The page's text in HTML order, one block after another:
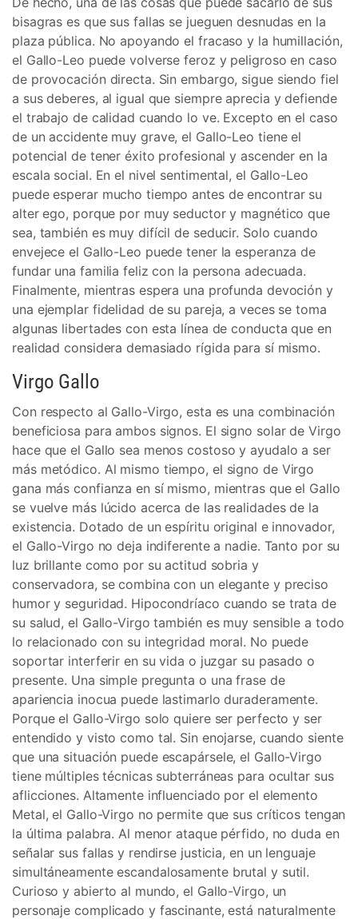
bisagras es que sus fallas se jueguen desnudas en la
plaza pública. No apoyando el fracaso y la humillación,
el Gallo-Leo puede volverse feroz y peligroso en caso
de provocación directa. Sin embargo, sigue siendo fiel
a sus deberes, al igual que siempre aprecia y defiende
el trabajo de calidad cuando lo ve. Excepto en el caso
de un accidente muy grave, el Gallo-Leo tiene el
potencial de tener éxito profesional y ascender en la
escala social. En el nivel sentimental, el Gallo-Leo
puede esperar mucho tiempo antes de encontrar su
alter ego, porque por muy seductor y magnético que
sea, también es muy difícil de seducir. Solo cuando
envejece el Gallo-Leo puede tener la esperanza de
fundar una familia feliz con la persona adecuada.
Finalmente, mientras espera una profunda devoción y
una ejemplar fidelidad de su pareja, a veces se toma
algunas libertades con esta línea de conducta que en
realidad considera demasiado rígida para sí mismo.
Virgo Gallo
Con respecto al Gallo-Virgo, esta es una combinación
beneficiosa para ambos signos. El signo solar de Virgo
hace que el Gallo sea menos costoso y ayudalo a ser
más metódico. Al mismo tiempo, el signo de Virgo
gana más confianza en sí mismo, mientras que el Gallo
se vuelve más lúcido acerca de las realidades de la
existencia. Dotado de un espíritu original e innovador,
el Gallo-Virgo no deja indiferente a nadie. Tanto por su
luz brillante como por su actitud sobria y
conservadora, se combina con un elegante y preciso
humor y seguridad. Hipocondríaco cuando se trata de
su salud, el Gallo-Virgo también es muy sensible a todo
lo relacionado con su integridad moral. No puede
soportar interferir en su vida o juzgar su pasado o
presente. Una simple pregunta o una frase de
apariencia inocua puede lastimarlo duraderamente.
Porque el Gallo-Virgo solo quiere ser perfecto y ser
entendido y visto como tal. Sin enojarse, cuando siente
que una situación puede escapársele, el Gallo-Virgo
tiene múltiples técnicas subterráneas para ocultar sus
aflicciones. Altamente influenciado por el elemento
Metal, el Gallo-Virgo no permite que sus críticos tengan
la última palabra. Al menor ataque pérfido, no duda en
señalar sus fallas y rendirse justicia, en un lenguaje
simultáneamente escandalosamente brutal y sutil.
Curioso y abierto al mundo, el Gallo-Virgo, un
personaje complicado y fascinante, está naturalmente